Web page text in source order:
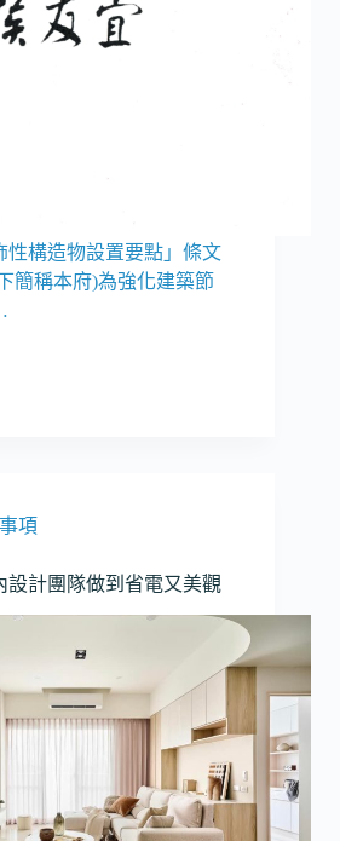
性構造物設置要點」條文
簡稱本府)為強化建築節
項
設計團隊做到省電又美觀